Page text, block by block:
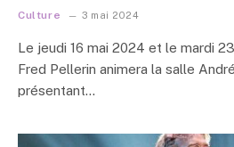
Culture 3 mai 2024
Le jeudi 16 mai 2024 et le mardi
Fred Pellerin animera la salle
présentant…